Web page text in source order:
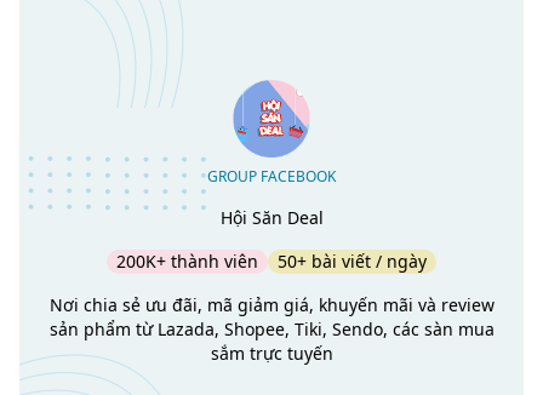
GROUP FACEBOOK
Hội Săn Deal
200K+ thành viên
50+ bài viết / ngày
Nơi chia sẻ ưu đãi, mã giảm giá, khuyến mãi và review
sản phẩm từ Lazada, Shopee, Tiki, Sendo, các sàn mua
sắm trực tuyến